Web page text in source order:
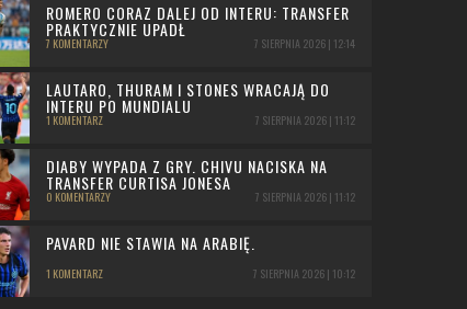
ROMERO CORAZ DALEJ OD INTERU: TRANSFER
PRAKTYCZNIE UPADŁ
7 KOMENTARZY 7 SIERPNIA 2026 | 12:14
LAUTARO, THURAM I STONES WRACAJĄ DO
INTERU PO MUNDIALU
1 KOMENTARZ 7 SIERPNIA 2026 | 11:12
DIABY WYPADA Z GRY. CHIVU NACISKA NA
TRANSFER CURTISA JONESA
0 KOMENTARZY 7 SIERPNIA 2026 | 11:12
PAVARD NIE STAWIA NA ARABIĘ.
1 KOMENTARZ 7 SIERPNIA 2026 | 10:12